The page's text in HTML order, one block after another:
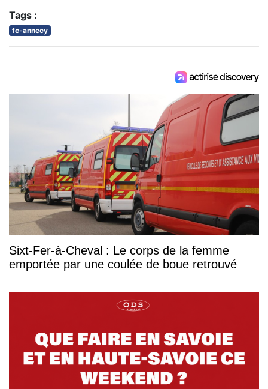
Tags :
fc-annecy
Sixt-Fer-à-Cheval : Le corps de la femme
emportée par une coulée de boue retrouvé